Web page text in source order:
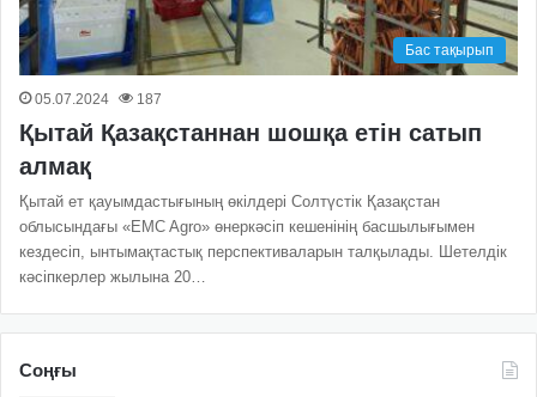
Бас тақырып
05.07.2024 187
Қытай Қазақстаннан шошқа етін сатып
алмақ
Қытай ет қауымдастығының өкілдері Солтүстік Қазақстан
облысындағы «EMC Agro» өнеркәсіп кешенінің басшылығымен
кездесіп, ынтымақтастық перспективаларын талқылады. Шетелдік
кәсіпкерлер жылына 20…
Соңғы